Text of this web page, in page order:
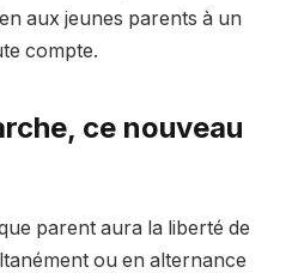
aux jeunes parents à un
compte.
ce nouveau
parent aura la liberté de
ou en alternance